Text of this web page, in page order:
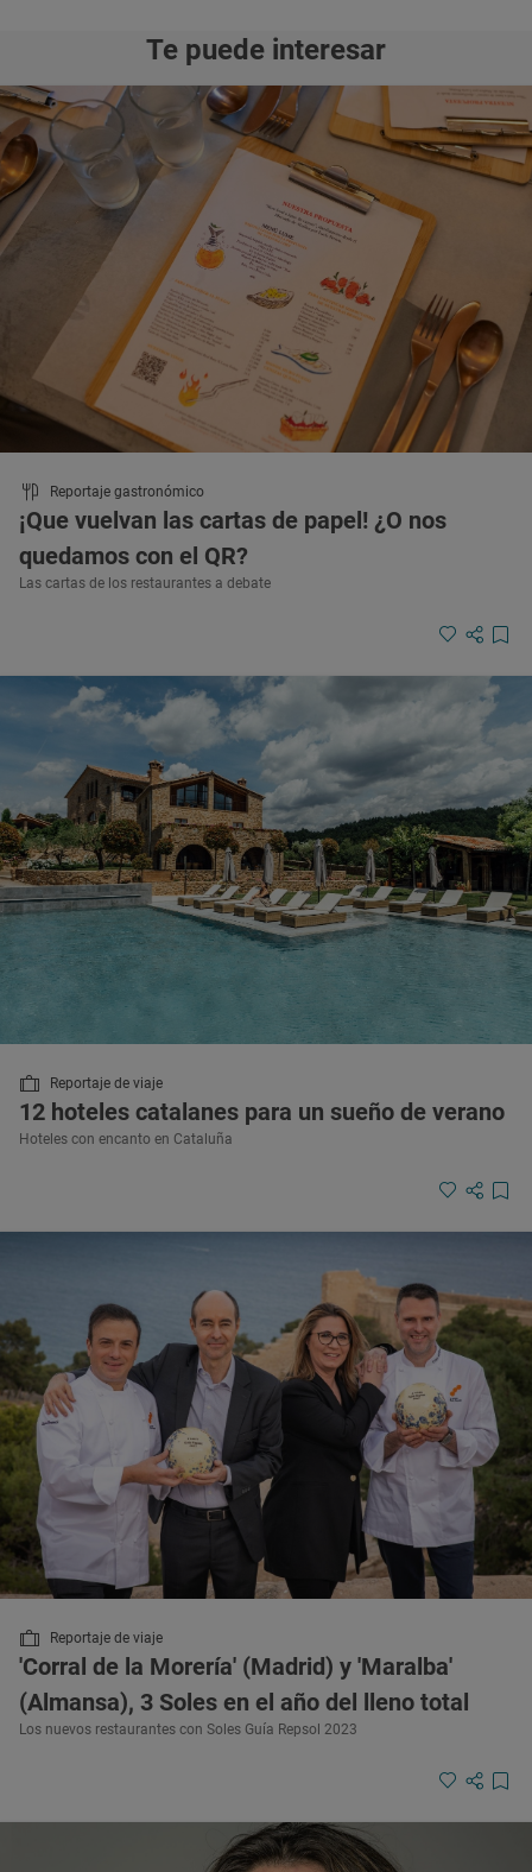
Te puede interesar
Reportaje gastronómico
¡Que vuelvan las cartas de papel! ¿O nos
quedamos con el QR?
Las cartas de los restaurantes a debate
Reportaje de viaje
12 hoteles catalanes para un sueño de verano
Hoteles con encanto en Cataluña
Reportaje de viaje
'Corral de la Morería' (Madrid) y 'Maralba'
(Almansa), 3 Soles en el año del lleno total
Los nuevos restaurantes con Soles Guía Repsol 2023